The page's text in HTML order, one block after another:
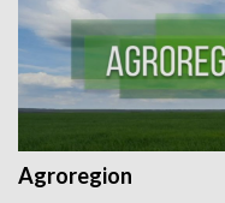
Agroregion